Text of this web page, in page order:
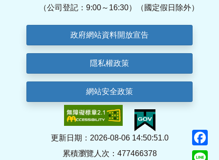
（公司登記：9:00～16:30）（國定假日除外）
政府網站資料開放宣告
隱私權政策
網站安全政策
更新日期：2026-08-06 14:50:51.0
累積瀏覽人次：477466378